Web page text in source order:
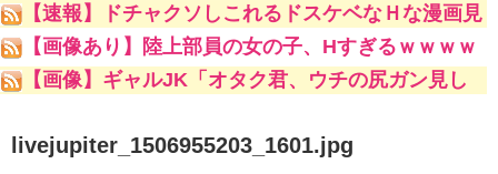
【速報】ドチャクソしこれるドスケベなＨな漫画見
つけましたｗｗｗｗｗ
【画像あり】陸上部員の女の子、Hすぎるｗｗｗｗ
ｗ【画像】ギャルJK「オタク君、ウチの尻ガン見し
livejupiter_1506955203_1601.jpg